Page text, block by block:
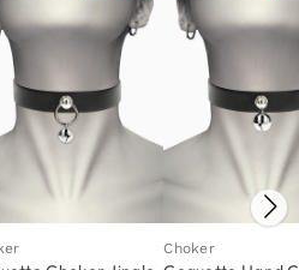
Choker